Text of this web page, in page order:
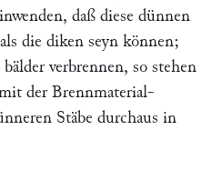
daß diese dünnen
die diken seyn können;
verbrennen, so stehen
der Brennmaterial-
Stäbe durchaus in